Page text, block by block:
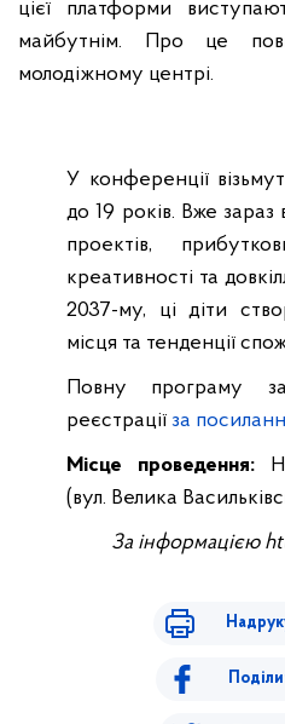
цієї платформи
майбутнім. Про це
молодіжному центрі.
У конференції
до 19 років. Вже зараз
проектів,
креативності та
2037-му, ці діти
місця та тенденції
Повну програму
реєстрації за
Місце проведення:
(вул. Велика
За інформацією